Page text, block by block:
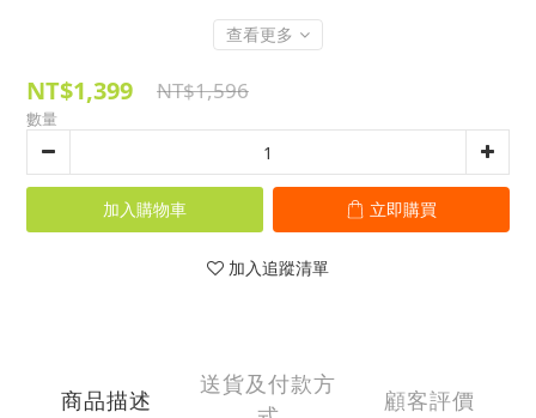
查看更多
NT$1,399 NT$1,596
數量
加入購物車 立即購買
加入追蹤清單
商品描述
送貨及付款方
顧客評價